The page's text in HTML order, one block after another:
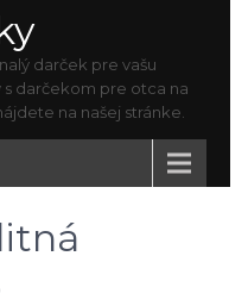
darček pre vašu
darčekom pre otca na
na našej stránke.